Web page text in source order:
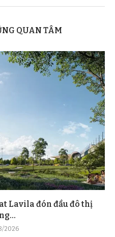
QUAN TÂM
Lavila đón đầu đô thị
2026